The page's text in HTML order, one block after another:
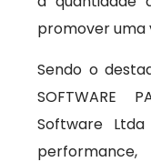
promover uma
Sendo o
SOFTWARE
Software